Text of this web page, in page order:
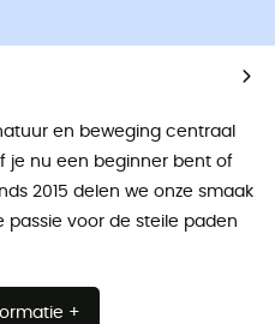
en beweging centraal
je nu een beginner bent of
2015 delen we onze smaak
passie voor de steile paden
+